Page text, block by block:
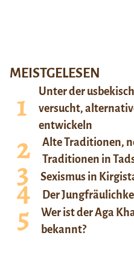
MEISTGELESEN
Unter der
versucht,
entwickeln
Alte Traditionen,
Traditionen in
Sexismus in
Der
Wer ist der Aga
bekannt?